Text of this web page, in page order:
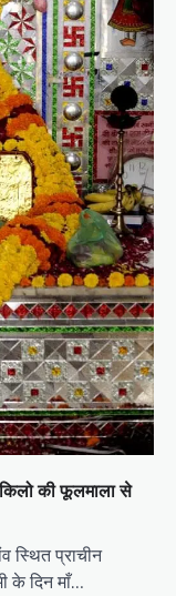
किलो की फूलमाला से
स्थित प्राचीन
के दिन माँ…